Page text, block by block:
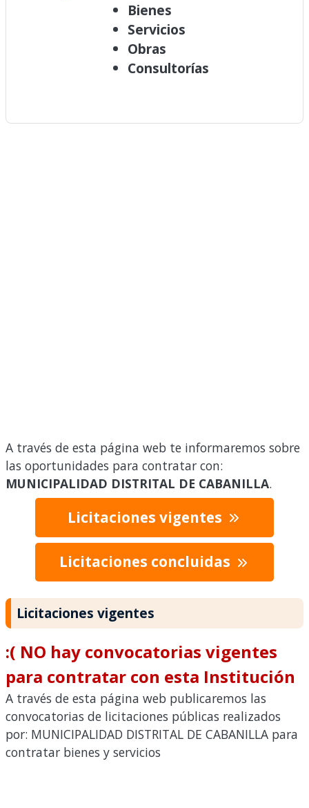
Bienes
Servicios
Obras
Consultorías
A través de esta página web te informaremos sobre
las oportunidades para contratar con:
MUNICIPALIDAD DISTRITAL DE CABANILLA.
Licitaciones vigentes
Licitaciones concluidas
Licitaciones vigentes
:( NO hay convocatorias vigentes
para contratar con esta Institución
A través de esta página web publicaremos las
convocatorias de licitaciones públicas realizados
por: MUNICIPALIDAD DISTRITAL DE CABANILLA para
contratar bienes y servicios